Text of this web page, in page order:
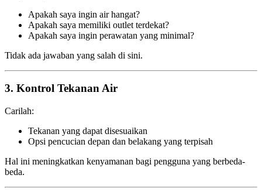
Apakah saya ingin air hangat?
Apakah saya memiliki outlet terdekat?
Apakah saya ingin perawatan yang minimal?
Tidak ada jawaban yang salah di sini.
3. Kontrol Tekanan Air
Carilah:
Tekanan yang dapat disesuaikan
Opsi pencucian depan dan belakang yang terpisah
Hal ini meningkatkan kenyamanan bagi pengguna yang berbeda-
beda.